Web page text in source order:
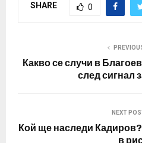
SHARE 0
Какво се случи в
след сигнал
NEXT
Кой ще наследи
в